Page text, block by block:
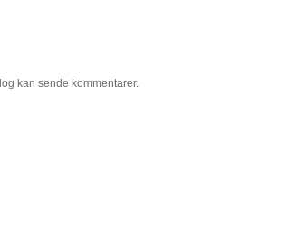
kan sende kommentarer.